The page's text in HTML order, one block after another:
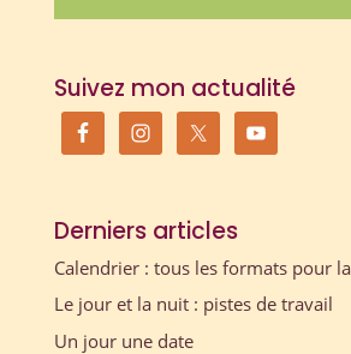
Suivez mon actualité
Derniers articles
Calendrier : tous les formats pour
Le jour et la nuit : pistes de travail
Un jour une date